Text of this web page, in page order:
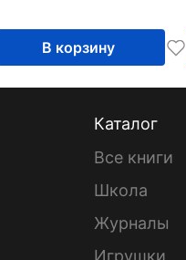
В корзину
Каталог
Все книги
Школа
Журналы